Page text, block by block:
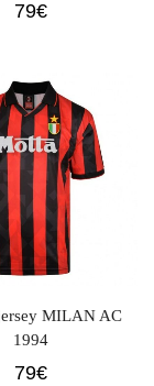
79€
MILAN AC
1994
79€